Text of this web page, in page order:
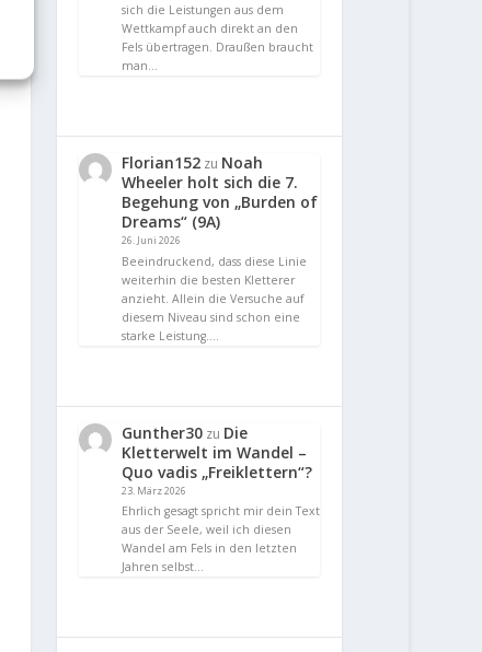
sich die Leistungen aus dem
Wettkampf auch direkt an den
Fels übertragen. Draußen braucht
man…
Florian152 zu Noah
Wheeler holt sich die 7.
Begehung von „Burden of
Dreams“ (9A)
26. Juni 2026
Beeindruckend, dass diese Linie
weiterhin die besten Kletterer
anzieht. Allein die Versuche auf
diesem Niveau sind schon eine
starke Leistung.…
Gunther30 zu Die
Kletterwelt im Wandel –
Quo vadis „Freiklettern“?
23. März 2026
Ehrlich gesagt spricht mir dein Text
aus der Seele, weil ich diesen
Wandel am Fels in den letzten
Jahren selbst…